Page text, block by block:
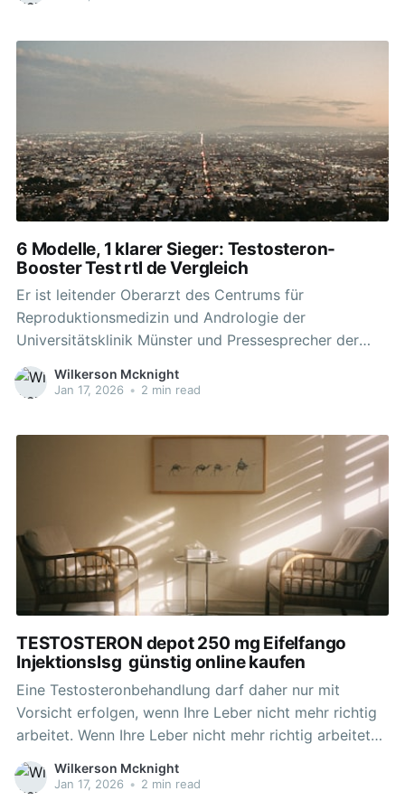
keinen Zusammenhang feststellen. Bei Vorliegen eines
eine Substitutionstherapie angezeigt
6 Modelle, 1 klarer Sieger: Testosteron-
Booster Test rtl de Vergleich
Er ist leitender Oberarzt des Centrums für
Reproduktionsmedizin und Andrologie der
Universitätsklinik Münster und Pressesprecher der
Deutschen Gesellschaft für Andrologie e.V. Was den
Pegel des Männlichkeitshormons senken kann und wie
im schlimmsten Fall sogar zu Zeugungsunfähigkeit
Wilkerson Mcknight
Jan 17, 2026 • 2 min read
TESTOSTERON depot 250 mg Eifelfango
Injektionslsg ️ günstig online kaufen
Eine Testosteronbehandlung darf daher nur mit
Vorsicht erfolgen, wenn Ihre Leber nicht mehr richtig
arbeitet. Wenn Ihre Leber nicht mehr richtig arbeitetEs
wurden keine formalen Studien bei Patienten mit
eingeschränkter Leberfunktion durchgeführt. Tests
Wilkerson Mcknight
Jan 17, 2026 • 2 min read